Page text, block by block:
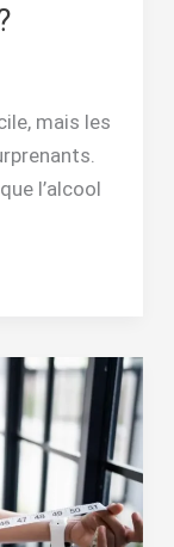
mais les
l’alcool